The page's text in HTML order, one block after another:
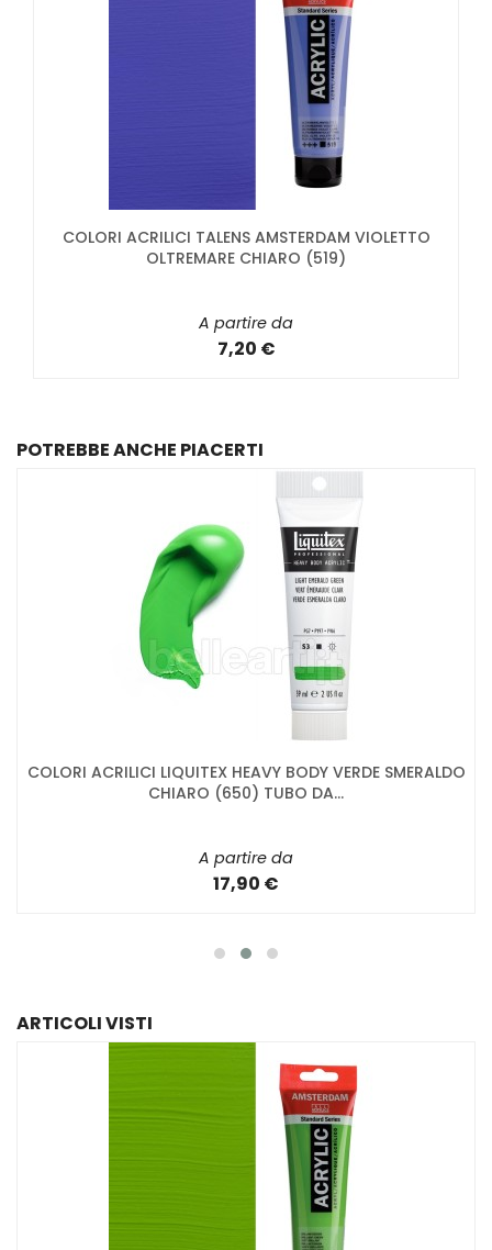
COLORI ACRILICI TALENS AMSTERDAM VIOLETTO
OLTREMARE CHIARO (519)
A partire da
7,20 €
POTREBBE ANCHE PIACERTI
COLORI ACRILICI LIQUITEX HEAVY BODY VERDE SMERALDO
CHIARO (650) TUBO DA...
A partire da
17,90 €
ARTICOLI VISTI